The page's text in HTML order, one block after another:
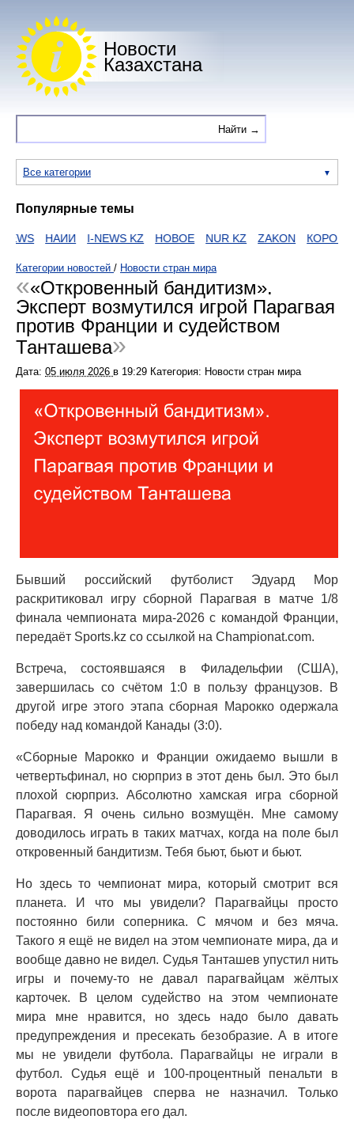
Новости
Казахстана
Все категории
Популярные темы
НАИИ I-NEWS KZ НОВОЕ NUR KZ ZAKON
Категории новостей / Новости стран мира
«Откровенный бандитизм».
Эксперт возмутился игрой Парагвая
против Франции и судейством
Танташева
Дата: 05 июля 2026 в 19:29 Категория: Новости стран мира
Бывший российский футболист Эдуард Мор
раскритиковал игру сборной Парагвая в матче 1/8
финала чемпионата мира-2026 с командой Франции,
передаёт Sports.kz со ссылкой на Championat.com.
Встреча, состоявшаяся в Филадельфии (США),
завершилась со счётом 1:0 в пользу французов. В
другой игре этого этапа сборная Марокко одержала
победу над командой Канады (3:0).
«Сборные Марокко и Франции ожидаемо вышли в
четвертьфинал, но сюрприз в этот день был. Это был
плохой сюрприз. Абсолютно хамская игра сборной
Парагвая. Я очень сильно возмущён. Мне самому
доводилось играть в таких матчах, когда на поле был
откровенный бандитизм. Тебя бьют, бьют и бьют.
Но здесь то чемпионат мира, который смотрит вся
планета. И что мы увидели? Парагвайцы просто
постоянно били соперника. С мячом и без мяча.
Такого я ещё не видел на этом чемпионате мира, да и
вообще давно не видел. Судья Танташев упустил нить
игры и почему-то не давал парагвайцам жёлтых
карточек. В целом судейство на этом чемпионате
мира мне нравится, но здесь надо было давать
предупреждения и пресекать безобразие. А в итоге
мы не увидели футбола. Парагвайцы не играли в
футбол. Судья ещё и 100-процентный пенальти в
ворота парагвайцев сперва не назначил. Только
после видеоповтора его дал.